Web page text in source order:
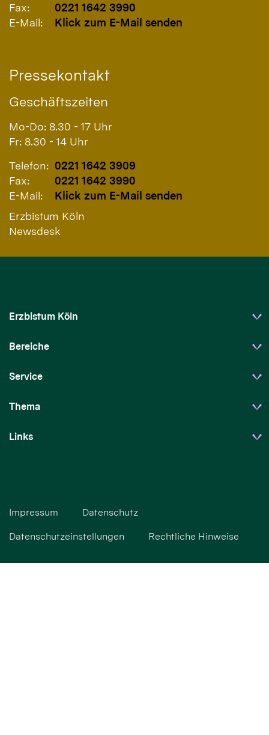
Fax:
0221 1642 3990
E-Mail:
Klick zum E-Mail senden
Pressekontakt
Geschäftszeiten
Mo-Do: 8.30 - 17 Uhr
Fr: 8.30 - 14 Uhr
Telefon: 0221 1642 3909
Fax:
0221 1642 3990
E-Mail:
Klick zum E-Mail senden
Erzbistum Köln
Newsdesk
Erzbistum Köln
Bereiche
Service
Thema
Links
Impressum Datenschutz
Datenschutzeinstellungen Rechtliche Hinweise